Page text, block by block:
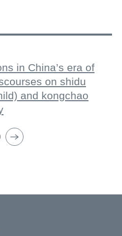
in China’s era of
on shidu
and kongchao